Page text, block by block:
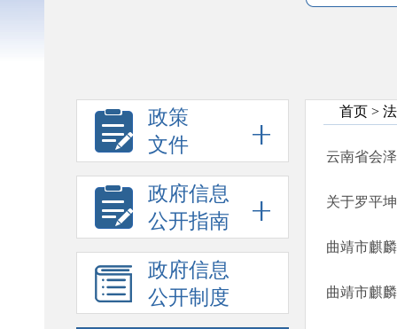
政策
文件
政府信息
公开指南
政府信息
公开制度
首页 >
云南省会
关于罗平
曲靖市麒
曲靖市麒